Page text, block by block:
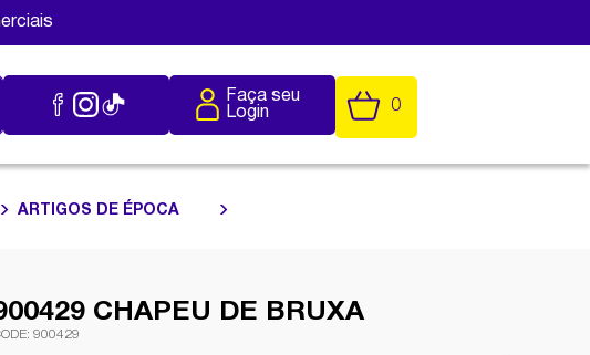
Faça seu
Login
0
ARTIGOS DE ÉPOCA
CHAPEU DE BRUXA
900429